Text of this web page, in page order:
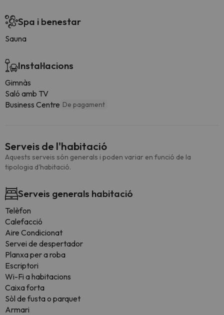
Spa i benestar
Sauna
Instal·lacions
Gimnàs
Saló amb TV
Business Centre De pagament
Serveis de l'habitació
Aquests serveis són generals i poden variar en funció de la
tipologia d'habitació.
Serveis generals habitació
Telèfon
Calefacció
Aire Condicionat
Servei de despertador
Planxa per a roba
Escriptori
Wi-Fi a habitacions
Caixa forta
Sòl de fusta o parquet
Armari